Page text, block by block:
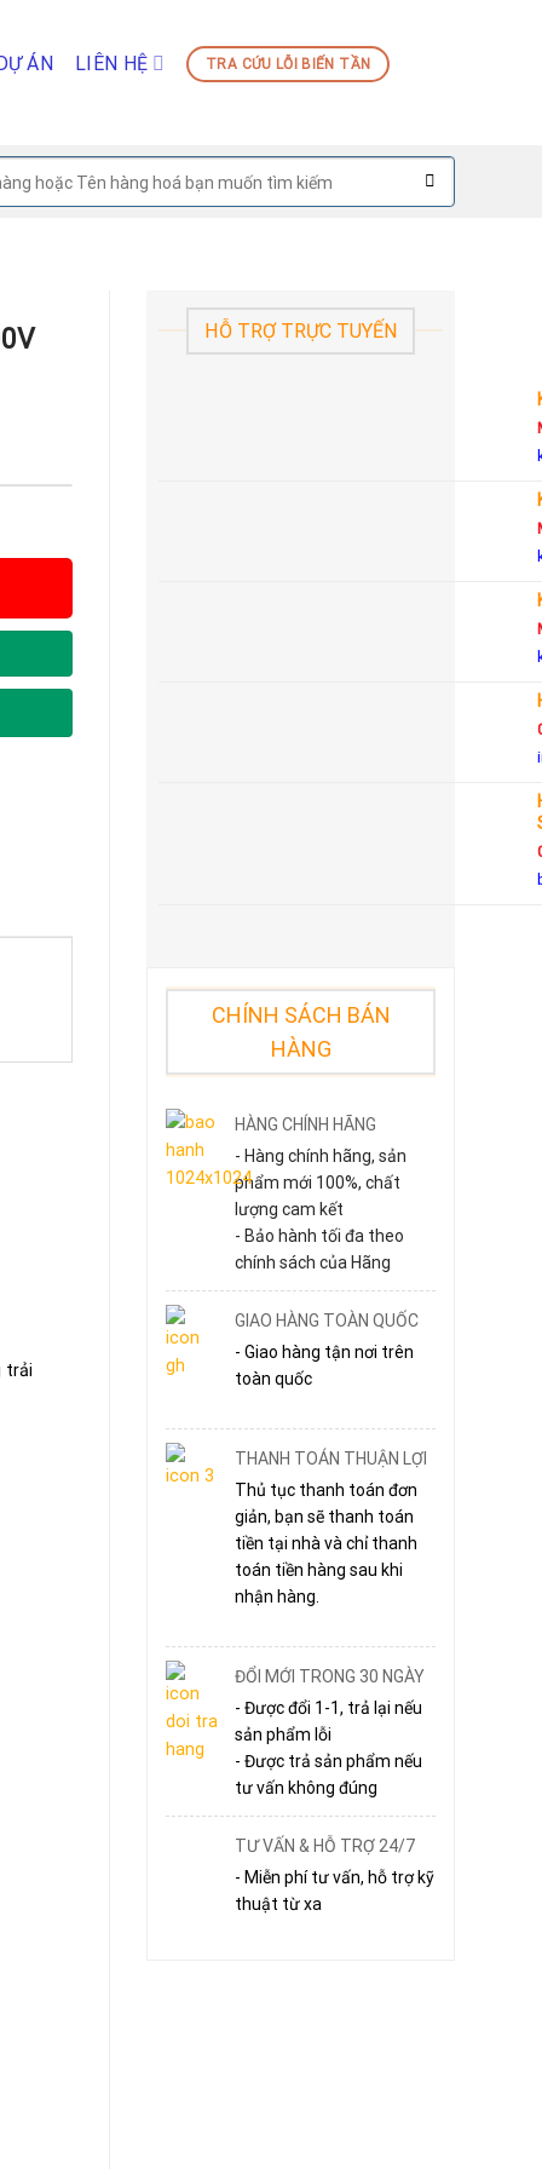
ÁN LIÊN HỆ TRA CỨU LỖI BIẾN TẦN
HỖ TRỢ TRỰC TUYẾN
CHÍNH SÁCH BÁN
HÀNG
HÀNG CHÍNH HÃNG
- Hàng chính hãng, sản
phẩm mới 100%, chất
lượng cam kết
- Bảo hành tối đa theo
chính sách của Hãng
GIAO HÀNG TOÀN QUỐC
- Giao hàng tận nơi trên
toàn quốc
THANH TOÁN THUẬN LỢI
Thủ tục thanh toán đơn
giản, bạn sẽ thanh toán
tiền tại nhà và chỉ thanh
toán tiền hàng sau khi
nhận hàng.
ĐỔI MỚI TRONG 30 NGÀY
- Được đổi 1-1, trả lại nếu
sản phẩm lỗi
- Được trả sản phẩm nếu
tư vấn không đúng
TƯ VẤN & HỖ TRỢ 24/7
- Miễn phí tư vấn, hỗ trợ kỹ
thuật từ xa
trải